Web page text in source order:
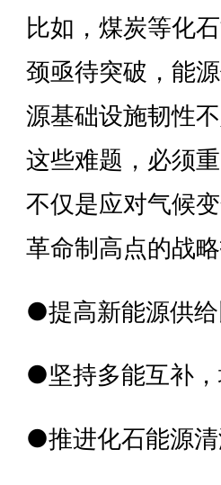
比如，煤炭等化
颈亟待突破，能
源基础设施韧性
这些难题，必须
不仅是应对气候
革命制高点的战略
●提高新能源供
●坚持多能互补
●推进化石能源